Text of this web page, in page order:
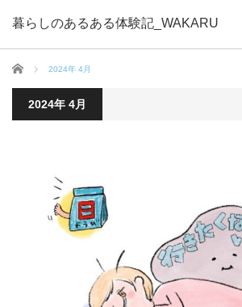
暮らしのあるある体験記_WAKARU
ホーム 2024年 4月
2024年 4月